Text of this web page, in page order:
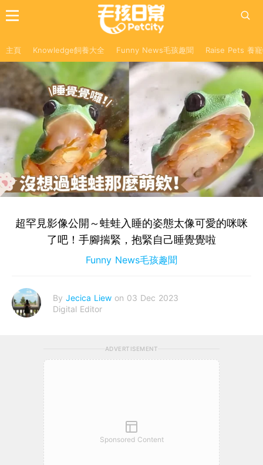
主頁 Knowledge飼養大全 Funny News毛孩趣聞 Raise Pets 養
超罕見影像公開～蛙蛙入睡的姿態太像可愛的咪咪
了吧！手腳揣緊，抱緊自己睡覺覺啦
Funny News毛孩趣聞
By Jecica Liew on 03 Dec 2023
Digital Editor
ADVERTISEMENT
Sponsored Content